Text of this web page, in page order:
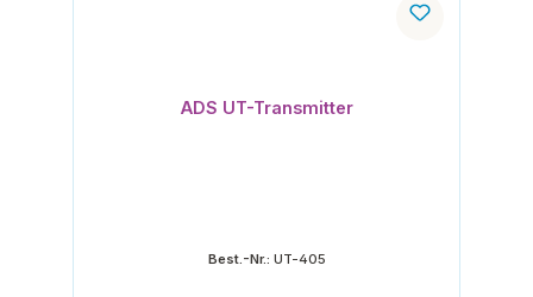
ADS UT-Transmitter
Best.-Nr.: UT-405